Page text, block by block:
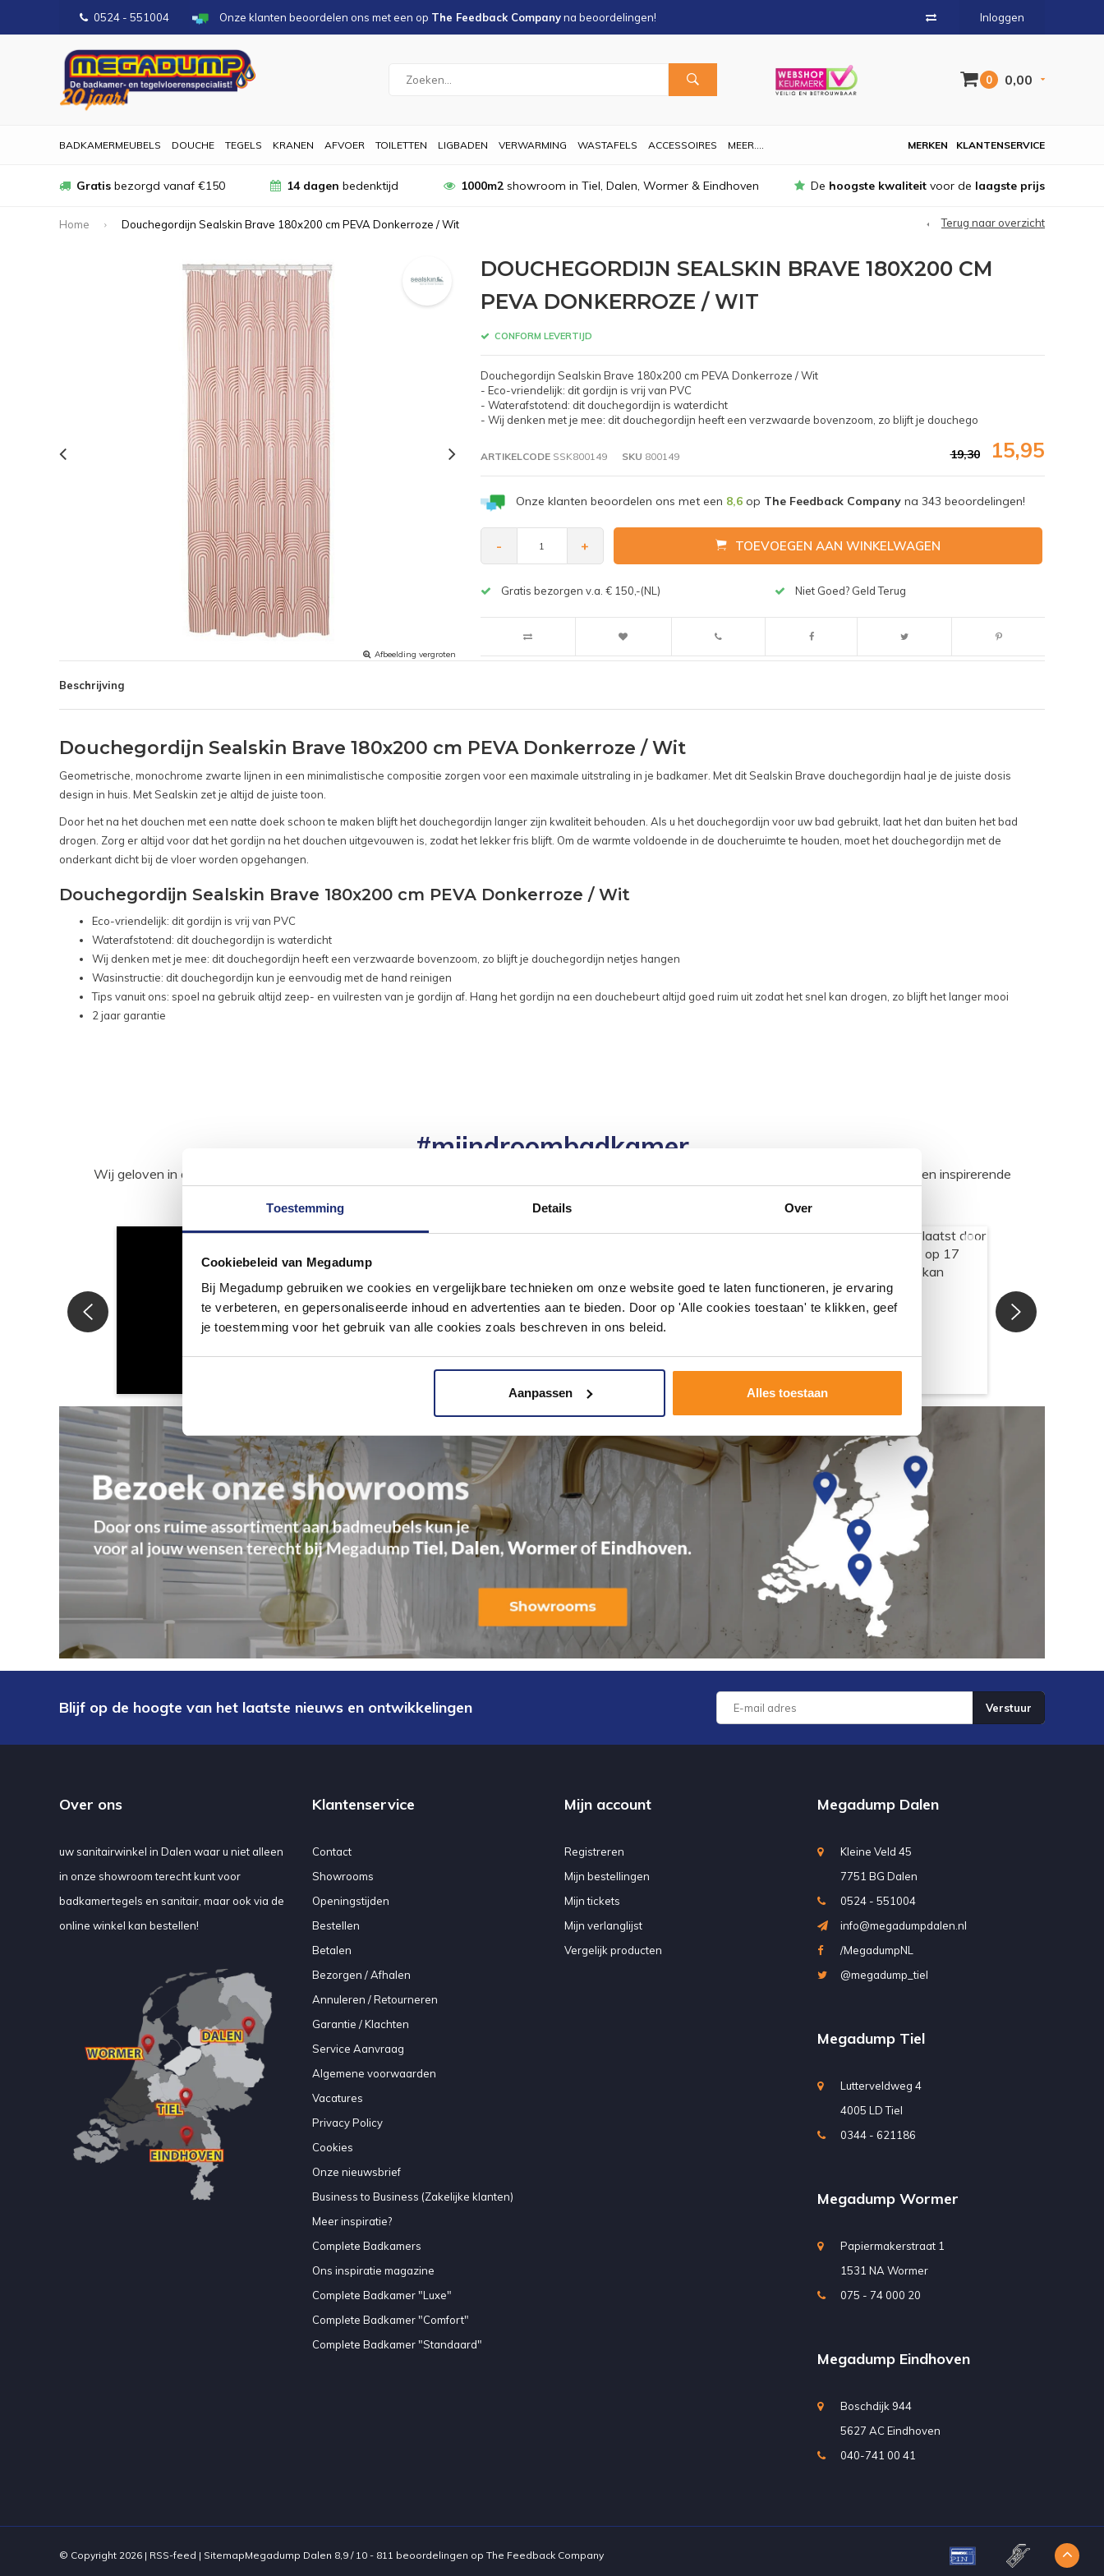
Toestemming Details Over
Cookiebeleid van Megadump
Bij Megadump gebruiken we cookies en vergelijkbare technieken om onze website goed te laten functioneren, je ervaring
te verbeteren, en gepersonaliseerde inhoud en advertenties aan te bieden. Door op 'Alle cookies toestaan' te klikken, geef
je toestemming voor het gebruik van alle cookies zoals beschreven in ons beleid.
Aanpassen Alles toestaan
0524 - 551004 Onze klanten beoordelen ons met een op The Feedback Companyna beoordelingen! Inloggen
0 0,00
BADKAMERMEUBELS DOUCHE TEGELS KRANEN AFVOER TOILETTEN LIGBADEN VERWARMING WASTAFELS ACCESSOIRES MEER.... KLANTENSERVICE
MERKEN
Gratis bezorgd vanaf €150 14 dagen bedenktijd 1000m2showroom in Tiel, Dalen, Wormer & Eindhoven De hoogste kwaliteit voor de laagste prijs
Home Douchegordijn Sealskin Brave 180x200 cm PEVA Donkerroze / Wit Terug naar overzicht
Afbeelding vergroten
DOUCHEGORDIJN SEALSKIN BRAVE 180X200 CM
PEVA DONKERROZE / WIT
CONFORM LEVERTIJD
Douchegordijn Sealskin Brave 180x200 cm PEVA Donkerroze / Wit
- Eco-vriendelijk: dit gordijn is vrij van PVC
- Waterafstotend: dit douchegordijn is waterdicht
- Wij denken met je mee: dit douchegordijn heeft een verzwaarde bovenzoom, zo blijft je douchego
ARTIKELCODESSK800149 SKU 800149 19,30 15,95
Onze klanten beoordelen ons met een 8,6op The Feedback Companyna 343 beoordelingen!
- + TOEVOEGEN AAN WINKELWAGEN
Gratis bezorgen v.a. € 150,-(NL) Niet Goed? Geld Terug
Beschrijving
Douchegordijn Sealskin Brave 180x200 cm PEVA Donkerroze / Wit
Geometrische, monochrome zwarte lijnen in een minimalistische compositie zorgen voor een maximale uitstraling in je badkamer. Met dit Sealskin Brave douchegordijn haal je de juiste dosis
design in huis. Met Sealskin zet je altijd de juiste toon.
Door het na het douchen met een natte doek schoon te maken blijft het douchegordijn langer zijn kwaliteit behouden. Als u het douchegordijn voor uw bad gebruikt, laat het dan buiten het bad
drogen. Zorg er altijd voor dat het gordijn na het douchen uitgevouwen is, zodat het lekker fris blijft. Om de warmte voldoende in de doucheruimte te houden, moet het douchegordijn met de
onderkant dicht bij de vloer worden opgehangen.
Douchegordijn Sealskin Brave 180x200 cm PEVA Donkerroze / Wit
Eco-vriendelijk: dit gordijn is vrij van PVC
Waterafstotend: dit douchegordijn is waterdicht
Wij denken met je mee: dit douchegordijn heeft een verzwaarde bovenzoom, zo blijft je douchegordijn netjes hangen
Wasinstructie: dit douchegordijn kun je eenvoudig met de hand reinigen
Tips vanuit ons: spoel na gebruik altijd zeep- en vuilresten van je gordijn af. Hang het gordijn na een douchebeurt altijd goed ruim uit zodat het snel kan drogen, zo blijft het langer mooi
2 jaar garantie
#mijndroombadkamer
Wij geloven in de kracht van delen. Deel jouw badkamer op Instagram met #mijndroombadkamer en tag @megadumpnl. Samen bouwen we een inspirerende
omgeving vol met unieke badkamerstijlen. Doe je mee?
Blijf op de hoogte van het laatste nieuws en ontwikkelingen Verstuur
Over ons
uw sanitairwinkel in Dalen waar u niet alleen
in onze showroom terecht kunt voor
badkamertegels en sanitair, maar ook via de
online winkel kan bestellen!
Klantenservice
Contact
Showrooms
Openingstijden
Bestellen
Betalen
Bezorgen / Afhalen
Annuleren / Retourneren
Garantie / Klachten
Service Aanvraag
Algemene voorwaarden
Vacatures
Privacy Policy
Cookies
Onze nieuwsbrief
Business to Business (Zakelijke klanten)
Meer inspiratie?
Complete Badkamers
Ons inspiratie magazine
Complete Badkamer "Luxe"
Complete Badkamer "Comfort"
Complete Badkamer "Standaard"
Mijn account
Registreren
Mijn bestellingen
Mijn tickets
Mijn verlanglijst
Vergelijk producten
Megadump Dalen
Kleine Veld 45
7751 BG Dalen
0524 - 551004
info@megadumpdalen.nl
/MegadumpNL
@megadump_tiel
Megadump Tiel
Lutterveldweg 4
4005 LD Tiel
0344 - 621186
Megadump Wormer
Papiermakerstraat 1
1531 NA Wormer
075 - 74 000 20
Megadump Eindhoven
Boschdijk 944
5627 AC Eindhoven
040-741 00 41
© Copyright 2026 | RSS-feed | SitemapMegadump Dalen 8,9 / 10 - 811 beoordelingen op The Feedback Company